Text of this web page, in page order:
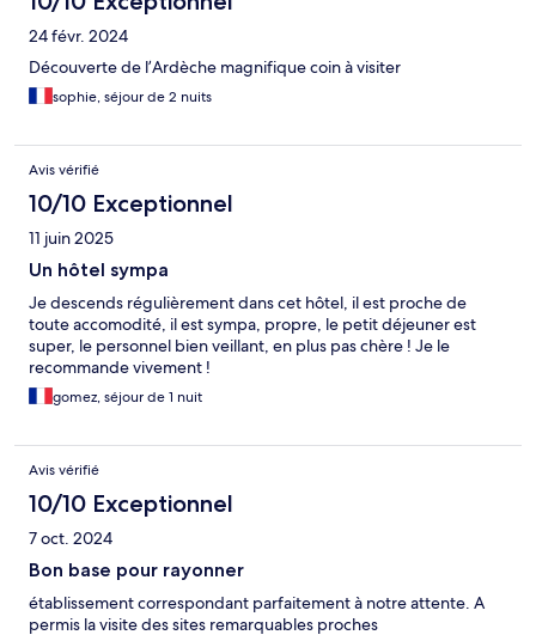
24 févr. 2024
Découverte de l’Ardèche magnifique coin à visiter
sophie, séjour de 2 nuits
Avis vérifié
10/10 Exceptionnel
11 juin 2025
Un hôtel sympa
Je descends régulièrement dans cet hôtel, il est proche de
toute accomodité, il est sympa, propre, le petit déjeuner est
super, le personnel bien veillant, en plus pas chère ! Je le
recommande vivement !
gomez, séjour de 1 nuit
Avis vérifié
10/10 Exceptionnel
7 oct. 2024
Bon base pour rayonner
établissement correspondant parfaitement à notre attente. A
permis la visite des sites remarquables proches